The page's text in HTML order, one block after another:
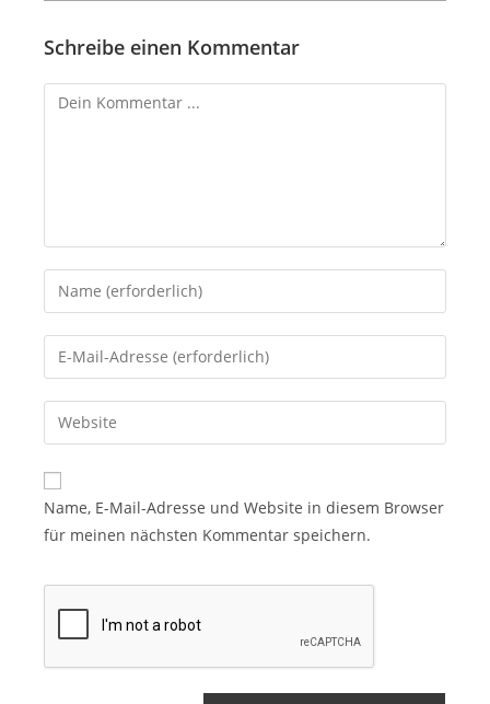
Schreibe einen Kommentar
Name, E-Mail-Adresse und Website in diesem Browser
für meinen nächsten Kommentar speichern.